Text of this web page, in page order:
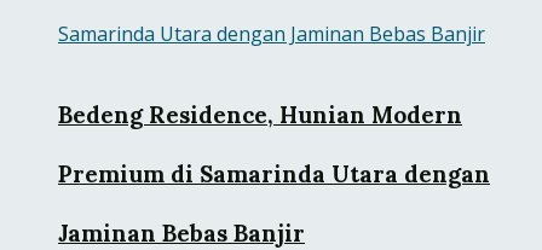
Bedeng Residence, Hunian Modern
Premium di Samarinda Utara dengan
Jaminan Bebas Banjir